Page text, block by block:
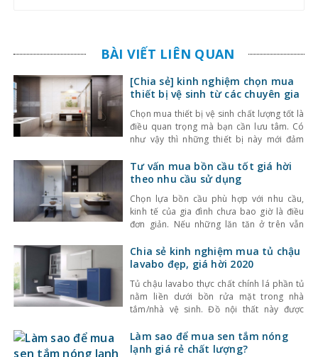
BÀI VIẾT LIÊN QUAN
[Chia sẻ] kinh nghiệm chọn mua
thiết bị vệ sinh từ các chuyên gia
Chọn mua thiết bị vệ sinh chất lượng tốt là
điều quan trọng mà bạn cần lưu tâm. Có
như vậy thì những thiết bị này mới đảm
bạn. Nếu bạn vẫn còn lăn tăn chưa biết
làm thế nào để chọn lựa được thiết bị
Tư vấn mua bồn cầu tốt giá hời
theo nhu cầu sử dụng
Chọn lựa bồn cầu phù hợp với nhu cầu,
kinh tế của gia đình chưa bao giờ là điều
đơn giản. Nếu những lăn tăn ở trên vẫn
trả lời thì bạn hãy
cùng kinhnghiemlamnha.net tìm hiểu
Chia sẻ kinh nghiệm mua tủ chậu
lavabo đẹp, giá hời 2020
Tủ chậu lavabo thực chất chính lá phần tủ
nằm liền dưới bồn rửa mặt trong nhà
tắm/nhà vệ sinh. Đồ nội thất này được
trong nhà tắm như khăn, giấy vệ sinh, mỹ
phẩm, xà phòng, sữa tắm… giúp đem đến
Làm sao để mua sen tắm nóng
lạnh giá rẻ chất lượng?